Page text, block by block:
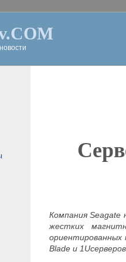
Компания
жестких
ориентированных
Bladeи